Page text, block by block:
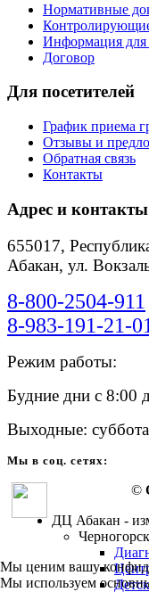
Нормативные
Информация для
Договор
Для посетителей
График приема
Отзывы и
Обратная связь
Контакты
Адрес и контакты
655017,
Абакан, ул.
8-800-2504-911
8-983-191-21-01
Режим работы:
Будние дни с 8:00
Выходные:
Мы в соц. сетях:
©
ДЦ Абакан -
Черногорск
Мы ценим вашу
Мы используем